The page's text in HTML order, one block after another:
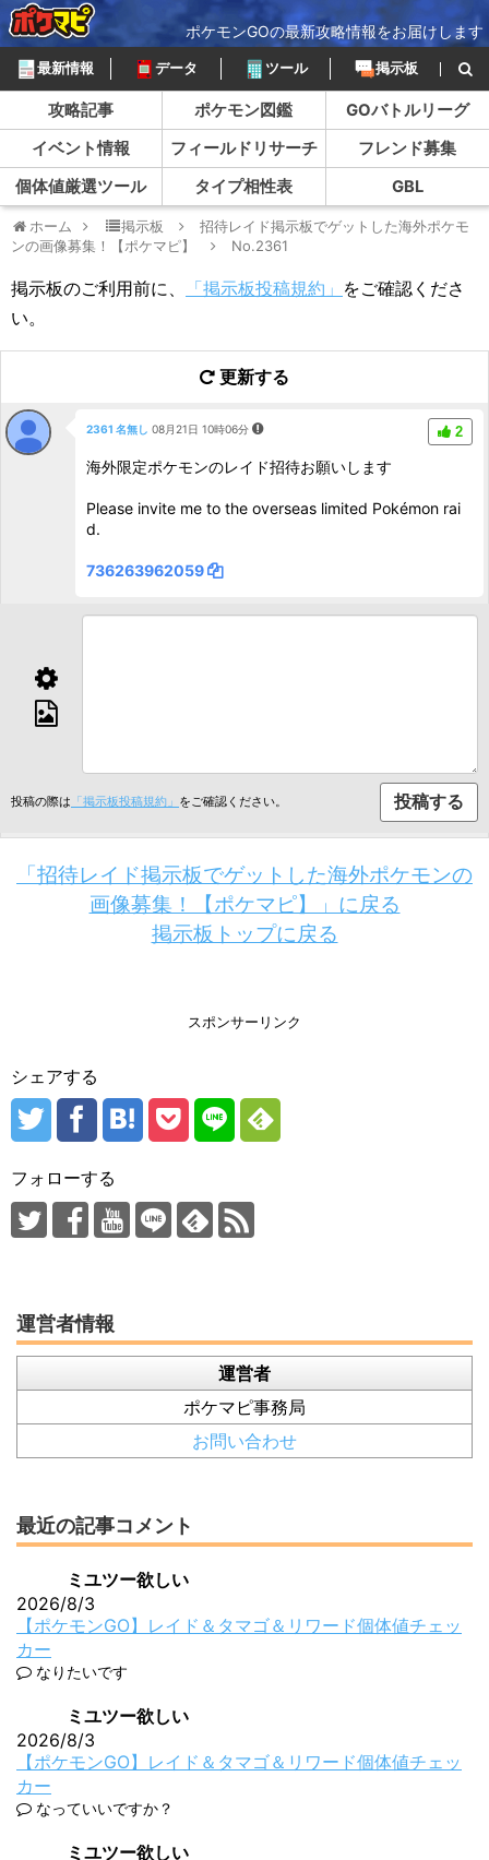
ポケモンGOの最新攻略情報をお届けします
最新情報 データ ツール 掲示板
攻略記事 ポケモン図鑑
GOバトルリーグ
イベント情報
フィールドリサーチ
フレンド募集
個体値厳選ツール
タイプ相性表 GBL
ホーム 掲示板
招待レイド掲示板でゲットした海外ポケモ
ンの画像募集！【ポケマピ】
No.2361
掲示板のご利用前に、 「掲示板投稿規約」 をご確認くださ
い。
更新する
2361 名無し 08月21日 10時06分 2
海外限定ポケモンのレイド招待お願いします
Please invite me to the overseas limited Pokémon rai
d.
736263962059
投稿の際は 「掲示板投稿規約」 をご確認ください。
「招待レイド掲示板でゲットした海外ポケモンの
画像募集！【ポケマピ】」に戻る
掲示板トップに戻る
スポンサーリンク
シェアする
フォローする
運営者情報
運営者
ポケマピ事務局
お問い合わせ
最近の記事コメント
ミユツー欲しい
2026/8/3
【ポケモンGO】レイド＆タマゴ＆リワード個体値チェッ
カー
なりたいです
ミユツー欲しい
2026/8/3
【ポケモンGO】レイド＆タマゴ＆リワード個体値チェッ
カー
なっていいですか？
ミユツー欲しい